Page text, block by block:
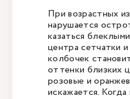
При возрастных
нарушается
казаться
центра сетчатки
колбочек
оттенки близких
розовые и
искажается.